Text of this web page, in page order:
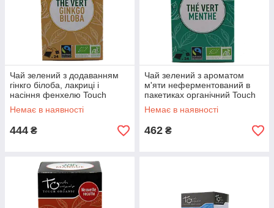
Чай зелений з додаванням
гінкго білоба, лакриці і
насіння фенхелю Touch
Organic,43,2 м (24*1,8 м)
Немає в наявності
444 ₴
Чай зелений з ароматом
м'яти неферментований в
пакетиках органічний Touch
Organic,43,2 м (24*1.8 м)
Немає в наявності
462 ₴